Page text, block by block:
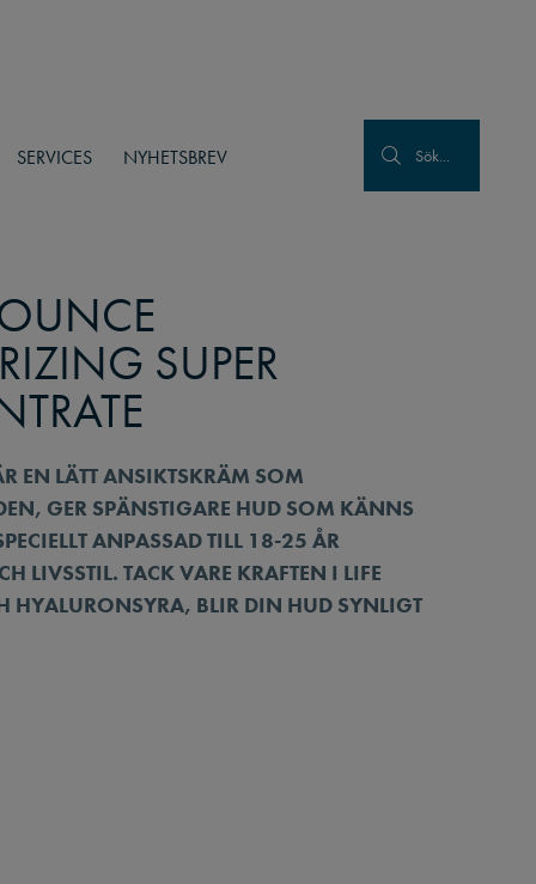
SERVICES NYHETSBREV Sök...
SUPER
EN LÄTT ANSIKTSKRÄM SOM
GER SPÄNSTIGARE HUD SOM KÄNNS
ANPASSAD TILL 18-25 ÅR
LIVSSTIL. TACK VARE KRAFTEN I LIFE
HYALURONSYRA, BLIR DIN HUD SYNLIGT